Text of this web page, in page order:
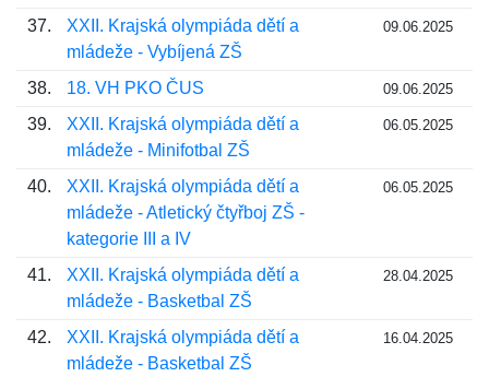
37.
XXII. Krajská olympiáda dětí a
mládeže - Vybíjená ZŠ
09.06.2025
38. 18. VH PKO ČUS 09.06.2025
39.
XXII. Krajská olympiáda dětí a
mládeže - Minifotbal ZŠ
06.05.2025
40.
XXII. Krajská olympiáda dětí a
mládeže - Atletický čtyřboj ZŠ -
kategorie III a IV
06.05.2025
41.
XXII. Krajská olympiáda dětí a
mládeže - Basketbal ZŠ
28.04.2025
42.
XXII. Krajská olympiáda dětí a
mládeže - Basketbal ZŠ
16.04.2025